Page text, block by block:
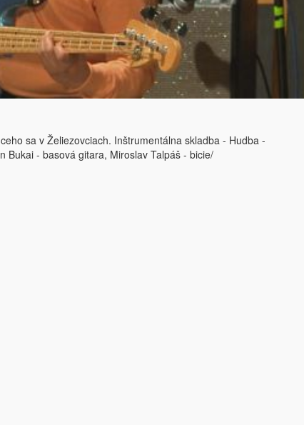
sa v Želiezovciach. Inštrumentálna skladba - Hudba -
Bukai - basová gitara, Miroslav Talpáš - bicie/